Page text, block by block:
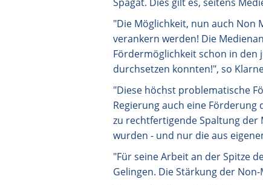
"Die Möglichkeit, nun auch Non
verankern werden! Die
Fördermöglichkeit schon in
durchsetzen konnten!", so
"Diese höchst problematische
Regierung auch eine
zu rechtfertigende Spaltung der
wurden - und nur die aus
"Für seine Arbeit an der Spitze
Gelingen. Die Stärkung der